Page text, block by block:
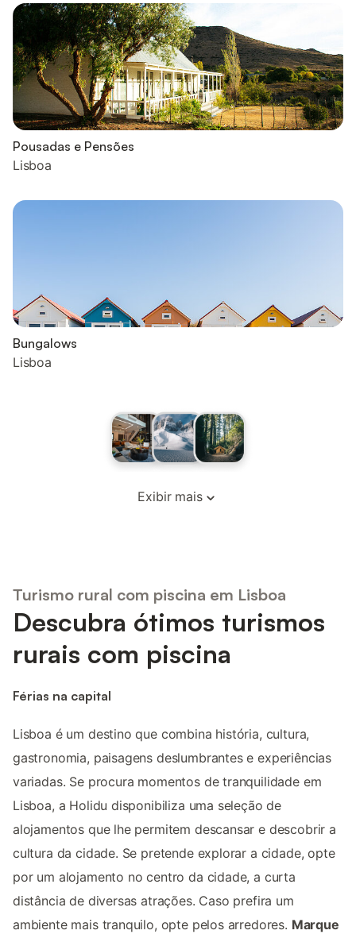
Pousadas e Pensões
Lisboa
Bungalows
Lisboa
Exibir mais
Turismo rural com piscina em Lisboa
Descubra ótimos turismos
rurais com piscina
Férias na capital
Lisboa é um destino que combina história, cultura,
gastronomia, paisagens deslumbrantes e experiências
variadas. Se procura momentos de tranquilidade em
Lisboa, a Holidu disponibiliza uma seleção de
alojamentos que lhe permitem descansar e descobrir a
cultura da cidade. Se pretende explorar a cidade, opte
por um alojamento no centro da cidade, a curta
distância de diversas atrações. Caso prefira um
ambiente mais tranquilo, opte pelos arredores. Marque